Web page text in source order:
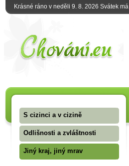
Krásné ráno v neděli 9. 8. 2026 Svátek má
S cizinci a v cizině
Odlišnosti a zvláštnosti
Jiný kraj, jiný mrav